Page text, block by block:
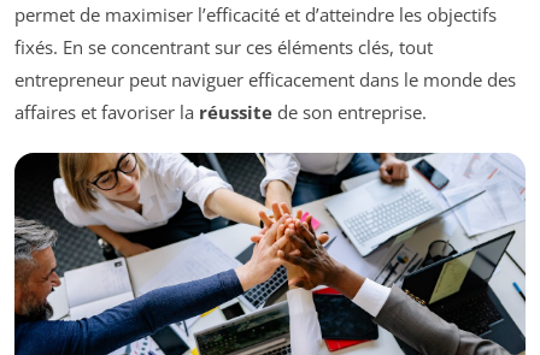
permet de maximiser l’efficacité et d’atteindre les objectifs
fixés. En se concentrant sur ces éléments clés, tout
entrepreneur peut naviguer efficacement dans le monde des
affaires et favoriser la réussite de son entreprise.